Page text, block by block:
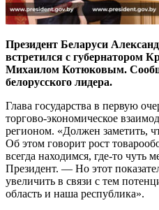
Президент Беларуси
встретился с губернатором
Михаилом Котюковым.
белорусского лидера.
Глава государства в первую
торгово-экономическое
регионом. «Должен заметить,
Об этом говорит рост
всегда находимся, где-то чуть
Президент. — Но этот
увеличить в связи с тем
область и наша республика».